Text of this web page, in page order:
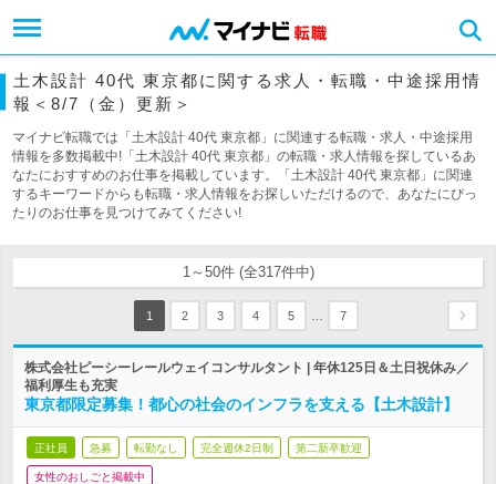
土木設計 40代 東京都に関する求人・転職・中途採用情
報＜8/7（金）更新＞
マイナビ転職では「土木設計 40代 東京都」に関連する転職・求人・中途採用
情報を多数掲載中!「土木設計 40代 東京都」の転職・求人情報を探しているあ
なたにおすすめのお仕事を掲載しています。「土木設計 40代 東京都」に関連
するキーワードからも転職・求人情報をお探しいただけるので、あなたにぴっ
たりのお仕事を見つけてみてください!
1～50件 (全317件中)
1 2 3 4 5 7
株式会社ピーシーレールウェイコンサルタント | 年休125日＆土日祝休み／
福利厚生も充実
東京都限定募集！都心の社会のインフラを支える【土木設計】
正社員 急募 転勤なし 完全週休2日制 第二新卒歓迎
女性のおしごと掲載中